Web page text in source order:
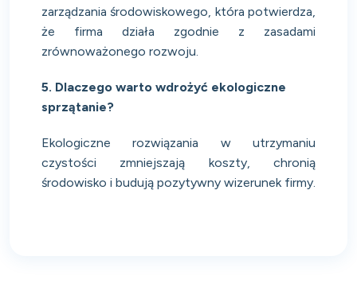
zarządzania środowiskowego, która potwierdza,
że firma działa zgodnie z zasadami
zrównoważonego rozwoju.
5. Dlaczego warto wdrożyć ekologiczne
sprzątanie?
Ekologiczne rozwiązania w utrzymaniu
czystości zmniejszają koszty, chronią
środowisko i budują pozytywny wizerunek firmy.